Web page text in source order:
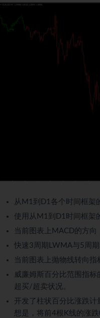
从M1到D1各个时间框架
使用从M1到D1时间框架
当前图表上MACD的方向
快速3周期LWMA与5周期
当前图表上抛物线转向指
威廉姆斯百分比范围指
超买/超卖状况。
开发了柱状百分比涨跌
想是，将前4根K线的涨